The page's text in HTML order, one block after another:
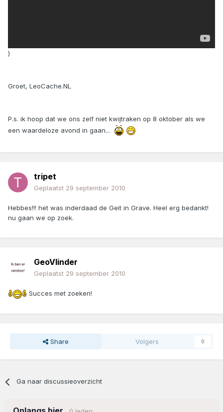
)
Groet, LeoCache.NL
P.s. ik hoop dat we ons zelf niet kwijtraken op 8 oktober als we
een waardeloze avond in gaan...
tripet
Geplaatst 29 september 2010
Hebbes!!! het was inderdaad de Geit in Grave. Heel erg bedankt!
nu gaan we op zoek.
GeoVlinder
Geplaatst 29 september 2010
Succes met zoeken!
Share Volgers 0
Ga naar discussieoverzicht